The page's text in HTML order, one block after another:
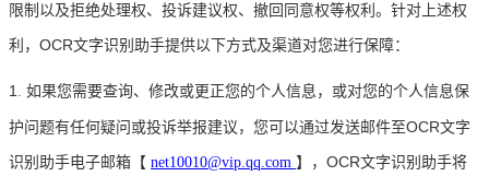
限制以及拒绝处理权、投诉建议权、撤回同意权等权利。针对上述权
利，OCR文字识别助手提供以下方式及渠道对您进行保障：
1 . 如果您需要查询、修改或更正您的个人信息，或对您的个人信息保
护问题有任何疑问或投诉举报建议，您可以通过发送邮件至OCR文字
识别助手电子邮箱【 net10010@vip.qq.com 】，OCR文字识别助手将